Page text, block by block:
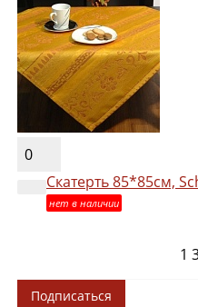
0
Скатерть 85*85см,
нет в наличии
1
Подписаться